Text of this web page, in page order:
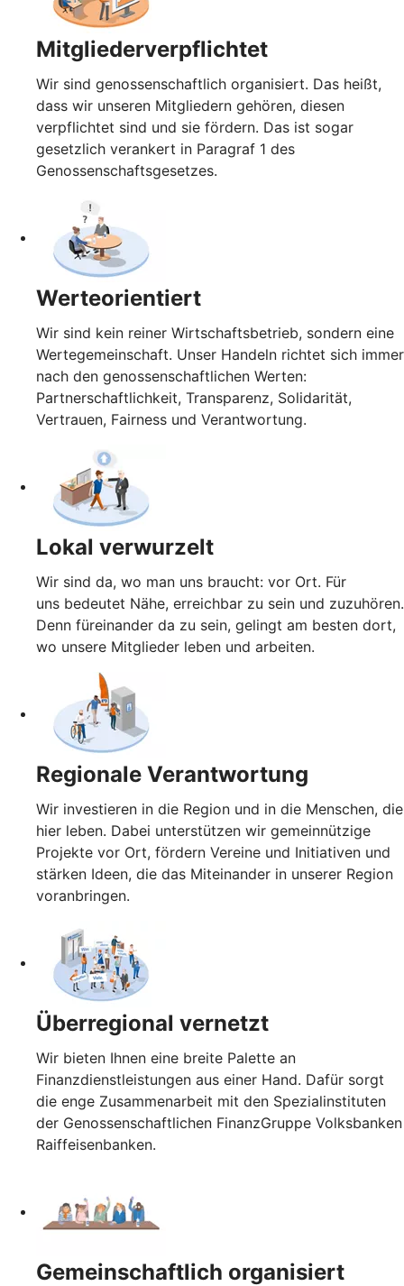
Mitgliederverpflichtet
Wir sind genossenschaftlich organisiert. Das heißt,
dass wir unseren Mitgliedern gehören, diesen
verpflichtet sind und sie fördern. Das ist sogar
gesetzlich verankert in Paragraf 1 des
Genossenschaftsgesetzes.
Werteorientiert
Wir sind kein reiner Wirtschaftsbetrieb, sondern eine
Wertegemeinschaft. Unser Handeln richtet sich immer
nach den genossenschaftlichen Werten:
Partnerschaftlichkeit, Transparenz, Solidarität,
Vertrauen, Fairness und Verantwortung.
Lokal verwurzelt
Wir sind da, wo man uns braucht: vor Ort. Für
uns bedeutet Nähe, erreichbar zu sein und zuzuhören.
Denn füreinander da zu sein, gelingt am besten dort,
wo unsere Mitglieder leben und arbeiten.
Regionale Verantwortung
Wir investieren in die Region und in die Menschen, die
hier leben. Dabei unterstützen wir gemeinnützige
Projekte vor Ort, fördern Vereine und Initiativen und
stärken Ideen, die das Miteinander in unserer Region
voranbringen.
Überregional vernetzt
Wir bieten Ihnen eine breite Palette an
Finanzdienstleistungen aus einer Hand. Dafür sorgt
die enge Zusammenarbeit mit den Spezialinstituten
der Genossenschaftlichen FinanzGruppe Volksbanken
Raiffeisenbanken.
Gemeinschaftlich organisiert